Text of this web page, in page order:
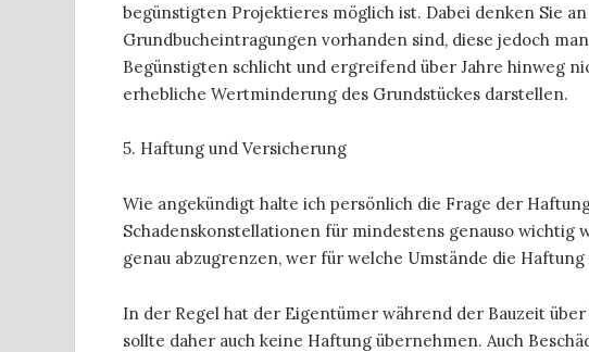
begünstigten Projektieres möglich ist. Dabei denken Sie
Grundbucheintragungen vorhanden sind, diese jedoch
Begünstigten schlicht und ergreifend über Jahre hinweg
erhebliche Wertminderung des Grundstückes darstellen.
5. Haftung und Versicherung
Wie angekündigt halte ich persönlich die Frage der
Schadenskonstellationen für mindestens genauso wichtig
genau abzugrenzen, wer für welche Umstände die
In der Regel hat der Eigentümer während der Bauzeit
sollte daher auch keine Haftung übernehmen. Auch